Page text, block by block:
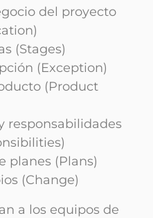
del proyecto
(Stages)
(Exception)
(Product
responsabilidades
planes (Plans)
(Change)
a los equipos de